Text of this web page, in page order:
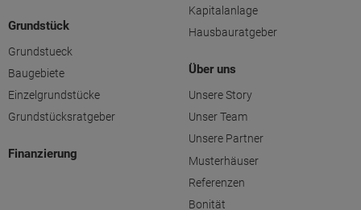
Grundstück
Grundstueck
Baugebiete
Einzelgrundstücke
Grundstücksratgeber
Finanzierung
Kapitalanlage
Hausbauratgeber
Über uns
Unsere Story
Unser Team
Unsere Partner
Musterhäuser
Referenzen
Bonität